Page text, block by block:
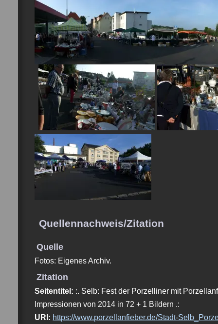
Quellennachweis/Zitation
Quelle
Fotos: Eigenes Archiv.
Zitation
Seitentitel: :. Selb: Fest der Porzelliner mit
Impressionen von 2014 in 72 + 1 Bildern .:
URI: https://www.porzellanfieber.de/Stadt-